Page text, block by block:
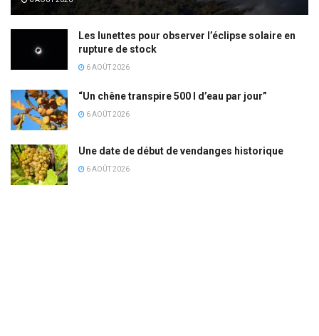
Les lunettes pour observer l’éclipse solaire en
rupture de stock
6 AOÛT 2026
“Un chêne transpire 500 l d’eau par jour”
6 AOÛT 2026
Une date de début de vendanges historique
6 AOÛT 2026